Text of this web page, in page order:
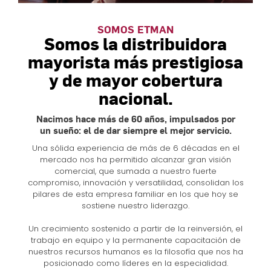
SOMOS ETMAN
Somos la distribuidora
mayorista más prestigiosa
y de mayor cobertura
nacional.
Nacimos hace más de 60 años, impulsados por
un sueño: el de dar siempre el mejor servicio.
Una sólida experiencia de más de 6 décadas en el
mercado nos ha permitido alcanzar gran visión
comercial, que sumada a nuestro fuerte
compromiso, innovación y versatilidad, consolidan los
pilares de esta empresa familiar en los que hoy se
sostiene nuestro liderazgo.
Un crecimiento sostenido a partir de la reinversión, el
trabajo en equipo y la permanente capacitación de
nuestros recursos humanos es la filosofía que nos ha
posicionado como líderes en la especialidad.